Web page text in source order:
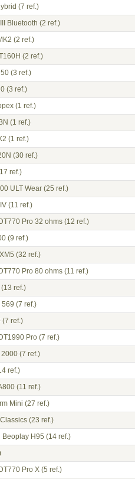
(7 ref.)
Bluetooth (2 ref.)
(2 ref.)
(2 ref.)
(3 ref.)
(3 ref.)
(1 ref.)
(1 ref.)
(1 ref.)
(30 ref.)
ref.)
ULT Wear (25 ref.)
(11 ref.)
Pro 32 ohms (12 ref.)
(9 ref.)
(32 ref.)
Pro 80 ohms (11 ref.)
(13 ref.)
569 (7 ref.)
(7 ref.)
Pro (7 ref.)
2000 (7 ref.)
ref.)
(11 ref.)
Mini (27 ref.)
(23 ref.)
Beoplay H95 (14 ref.)
Pro X (5 ref.)